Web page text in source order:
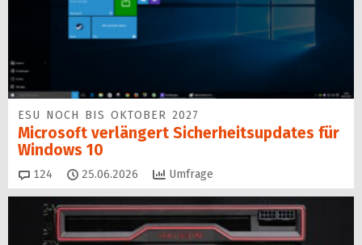
ESU NOCH BIS OKTOBER 2027
Microsoft verlängert Sicherheitsupdates für
Windows 10
124 Kommentare
25.06.2026 Umfrage